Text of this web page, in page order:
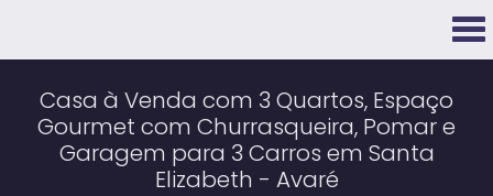
Casa à Venda com 3 Quartos, Espaço
Gourmet com Churrasqueira, Pomar e
Garagem para 3 Carros em Santa
Elizabeth - Avaré